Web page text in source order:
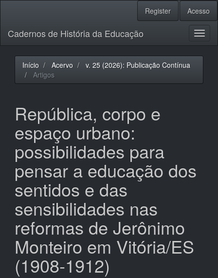
principal
Barra
Lateral
Register Acesso
Cadernos de História da Educação
Início Acervo
v. 25 (2026): Publicação Contínua
Artigos
República, corpo e
espaço urbano:
possibilidades para
pensar a educação dos
sentidos e das
sensibilidades nas
reformas de Jerônimo
Monteiro em Vitória/ES
(1908-1912)